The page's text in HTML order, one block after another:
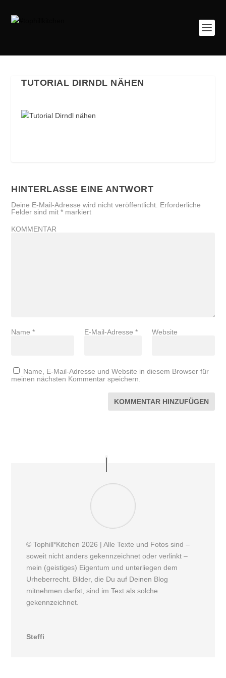
TUTORIAL DIRNDL NÄHEN
HINTERLASSE EINE ANTWORT
Deine E-Mail-Adresse wird nicht veröffentlicht. Erforderliche
Felder sind mit* markiert
KOMMENTAR
Name* E-Mail-Adresse * Website
Name, E-Mail-Adresse und Website in diesem Browser für
meinen nächsten Kommentar speichern.
© Tophill*Kitchen 2026 | Alle Texte und Fotos sind –
soweit nicht anders gekennzeichnet oder verlinkt –
mein (geistiges) Eigentum und unterliegen dem
Urheberrecht. Bilder, die Du auf Deinen Blog
mitnehmen darfst, sind im Text als solche
gekennzeichnet.
Steffi